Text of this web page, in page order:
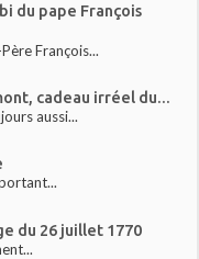
du pape François
François...
cadeau irréel du...
aussi...
du 26 juillet 1770